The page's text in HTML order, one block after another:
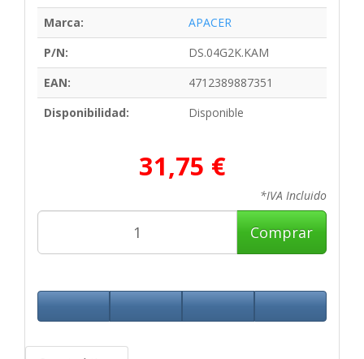
Marca:
APACER
P/N:
DS.04G2K.KAM
EAN:
4712389887351
Disponibilidad:
Disponible
31,75 €
*IVA Incluido
Comprar